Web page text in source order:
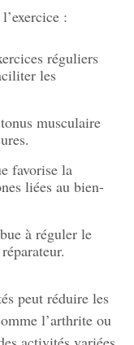
:
réguliers
les
musculaire
favorise la
liées au bien-
à réguler le
peut réduire les
l’arthrite ou